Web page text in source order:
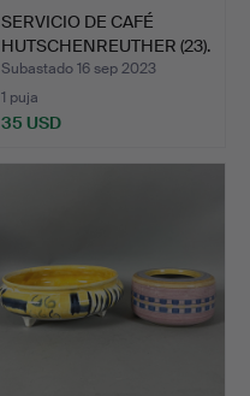
SERVICIO DE CAFÉ
HUTSCHENREUTHER (23).
Subastado 16 sep 2023
1 puja
35 USD